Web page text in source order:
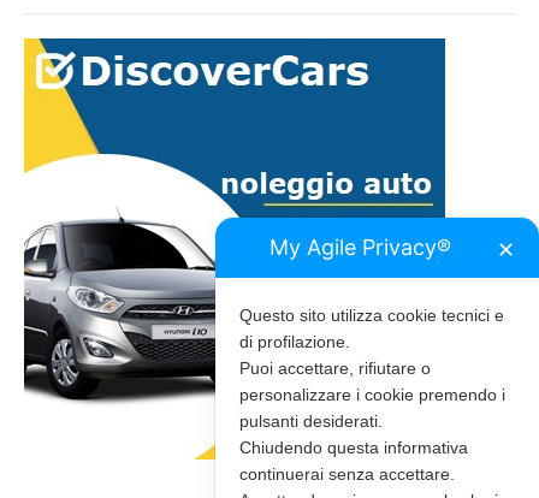
My Agile Privacy® ✕
Questo sito utilizza cookie tecnici e
di profilazione.
Puoi accettare, rifiutare o
personalizzare i cookie premendo i
pulsanti desiderati.
Chiudendo questa informativa
continuerai senza accettare.